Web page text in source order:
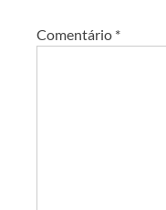
Comentário *